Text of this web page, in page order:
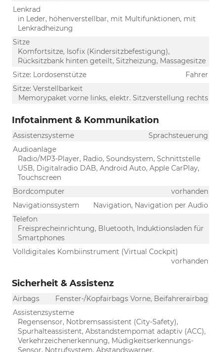
Lenkrad
in Leder, höhenverstellbar, mit Multifunktionen, mit
Lenkradheizung
Sitze
Komfortsitze, Isofix (Kindersitzbefestigung),
Rücksitzbank hinten geteilt, Sitzheizung, Massagesitze
Sitze: Lordosenstütze
Fahrer
Sitze: Verstellbarkeit
Memorypaket vorne links, elektr. Sitzverstellung rechts
Infotainment & Kommunikation
Assistenzsysteme
Sprachsteuerung
Audioanlage
Radio/MP3-Player, Radio, Soundsystem, Schnittstelle
USB, Digitalradio DAB, Android Auto, Apple CarPlay,
Touchscreen
Bordcomputer
vorhanden
Navigationssystem
Navigation, Navigation per Audio
Telefon
Freisprecheinrichtung, Bluetooth, Induktionsladen für
Smartphones
Volldigitales Kombiinstrument (Virtual Cockpit)
vorhanden
Sicherheit & Assistenz
Airbags
Fenster-/Kopfairbags Vorne, Beifahrerairbag
Assistenzsysteme
Regensensor, Notbremsassistent (City-Safety),
Spurhalteassistent, Abstandstempomat adaptiv (ACC),
Verkehrzeichenerkennung, Müdigkeitserkennungs-
Sensor, Notrufsystem, Abstandswarner,